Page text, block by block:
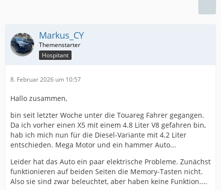
Markus_CY
Hospitant
8. Februar 2026 um 10:57
Hallo zusammen,
bin seit letzter Woche unter die Touareg Fahrer gegangen.
Da ich vorher einen X5 mit einem 4.8 Liter V8 gefahren bin,
hab ich mich nun für die Diesel-Variante mit 4.2 Liter
entschieden. Mega Motor und ein hammer Auto...
Leider hat das Auto ein paar elektrische Probleme. Zunächst
funktionieren auf beiden Seiten die Memory-Tasten nicht.
Also sie sind zwar beleuchtet, aber haben keine Funktion....